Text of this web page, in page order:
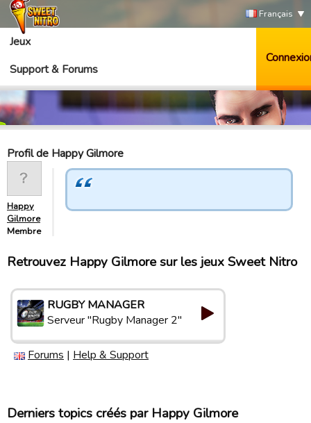
Français
Jeux
Support & Forums
Profil de Happy Gilmore
Happy
Gilmore
Membre
Retrouvez Happy Gilmore sur les jeux Sweet Nitro
RUGBY MANAGER
Serveur "Rugby Manager 2"
Forums | Help & Support
Derniers topics créés par Happy Gilmore